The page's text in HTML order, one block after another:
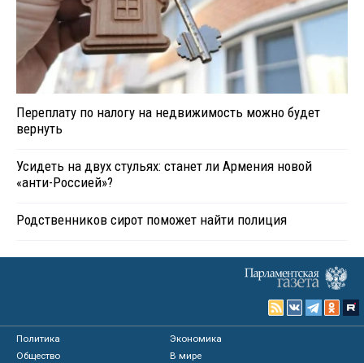
Переплату по налогу на недвижимость можно будет
вернуть
Усидеть на двух стульях: станет ли Армения новой
«анти-Россией»?
Родственников сирот поможет найти полиция
Политика
Экономика
Общество
В мире